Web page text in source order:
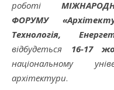
роботі
ФОРУМУ
Технологія,
відбудеться 16-17
національному
архітектури.